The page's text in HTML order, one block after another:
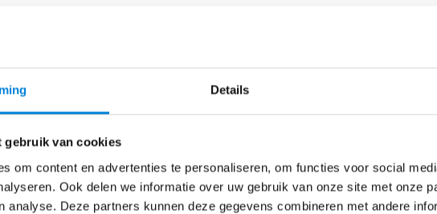
Details
gebruik van cookies
om content en advertenties te personaliseren, om functies voor social
Ook delen we informatie over uw gebruik van onze site met onze
analyse. Deze partners kunnen deze gegevens combineren met andere
draad, minimaal 3 aders + aarde tussen de schakelaars)
schakelmateriaal (merk/serie)
uitgelegd